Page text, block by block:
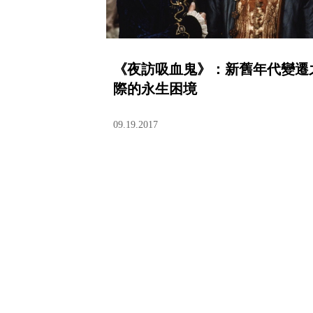
《夜訪吸血鬼》：新舊年代變遷
際的永生困境
09.19.2017